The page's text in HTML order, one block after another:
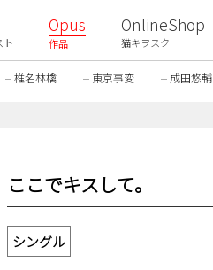
ト
Opus
作品
OnlineShop
猫キヲスク
椎名林檎 東京事変 成田悠輔
ここでキスして。
シングル